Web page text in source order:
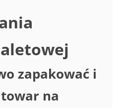
zapakować i
na